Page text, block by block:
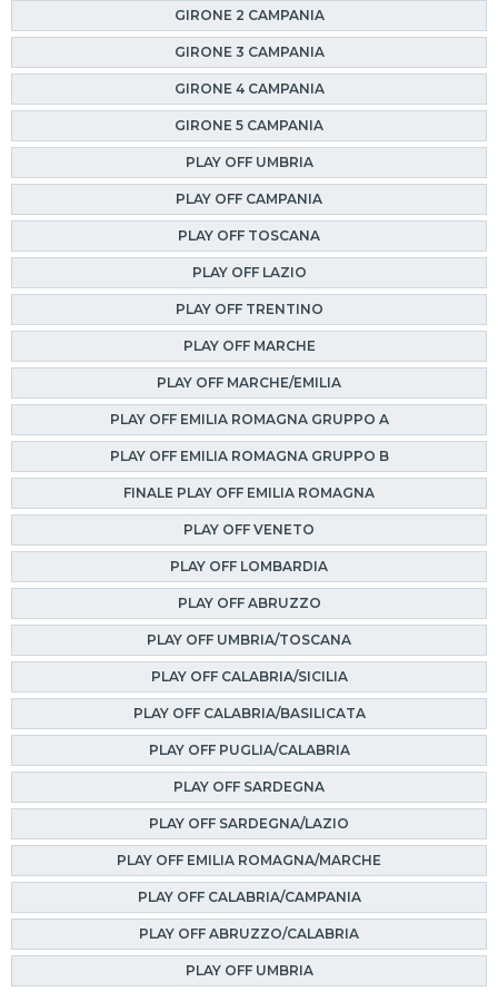
GIRONE 2 CAMPANIA
GIRONE 3 CAMPANIA
GIRONE 4 CAMPANIA
GIRONE 5 CAMPANIA
PLAY OFF UMBRIA
PLAY OFF CAMPANIA
PLAY OFF TOSCANA
PLAY OFF LAZIO
PLAY OFF TRENTINO
PLAY OFF MARCHE
PLAY OFF MARCHE/EMILIA
PLAY OFF EMILIA ROMAGNA GRUPPO A
PLAY OFF EMILIA ROMAGNA GRUPPO B
FINALE PLAY OFF EMILIA ROMAGNA
PLAY OFF VENETO
PLAY OFF LOMBARDIA
PLAY OFF ABRUZZO
PLAY OFF UMBRIA/TOSCANA
PLAY OFF CALABRIA/SICILIA
PLAY OFF CALABRIA/BASILICATA
PLAY OFF PUGLIA/CALABRIA
PLAY OFF SARDEGNA
PLAY OFF SARDEGNA/LAZIO
PLAY OFF EMILIA ROMAGNA/MARCHE
PLAY OFF CALABRIA/CAMPANIA
PLAY OFF ABRUZZO/CALABRIA
PLAY OFF UMBRIA